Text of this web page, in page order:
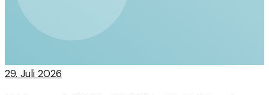
29. Juli 2026